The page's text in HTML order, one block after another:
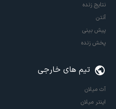
نتایج زنده
آنتن
پیش بینی
پخش زنده
تیم های خارجی
آث میلان
اینتر میلان